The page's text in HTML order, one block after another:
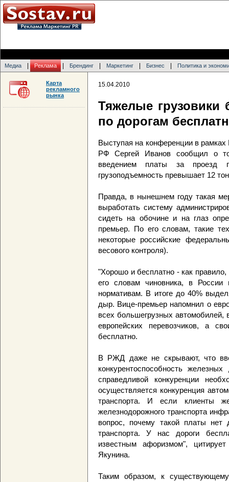
Медиа Реклама Брендинг Маркетинг Бизнес Политика и
15.04.2010
Тяжелые грузовики
по дорогам
Выступая на конференции в рамках
РФ Сергей Иванов сообщил о
введением платы за проезд
грузоподъемность превышает 12
Правда, в нынешнем году такая
выработать систему
сидеть на обочине и на глаз
премьер. По его словам, такие
некоторые российские
весового контроля).
"Хорошо и бесплатно - как
его словам чиновника, в
нормативам. В итоге до 40%
дыр. Вице-премьер напомнил о
всех большегрузных
европейских перевозчиков, а
бесплатно.
В РЖД даже не скрывают, что
конкурентоспособность
справедливой конкуренции
осуществляется конкуренция
транспорта. И если клиенты
железнодорожного транспорта
вопрос, почему такой платы нет
транспорта. У нас дороги
известным афоризмом",
Якунина.
Таким образом, к
Карта
рекламного
рынка